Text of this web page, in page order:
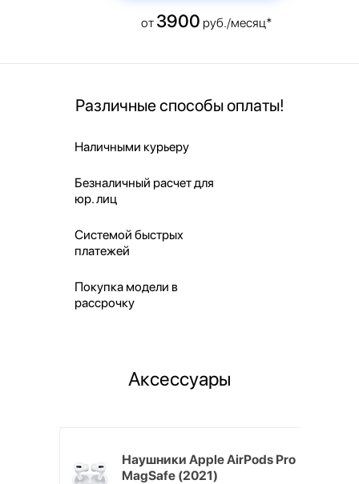
от 3900 руб./месяц*
Различные способы оплаты!
Наличными курьеру
Безналичный расчет для
юр. лиц
Системой быстрых
платежей
Покупка модели в
рассрочку
Аксессуары
Наушники Apple AirPods Pro
MagSafe (2021)